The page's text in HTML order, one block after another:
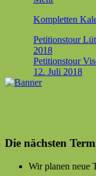
Kom­plet­ten
Petitionstour
2018
Petitionstour
12. Juli 2018
Die nächsten
Wir planen neue